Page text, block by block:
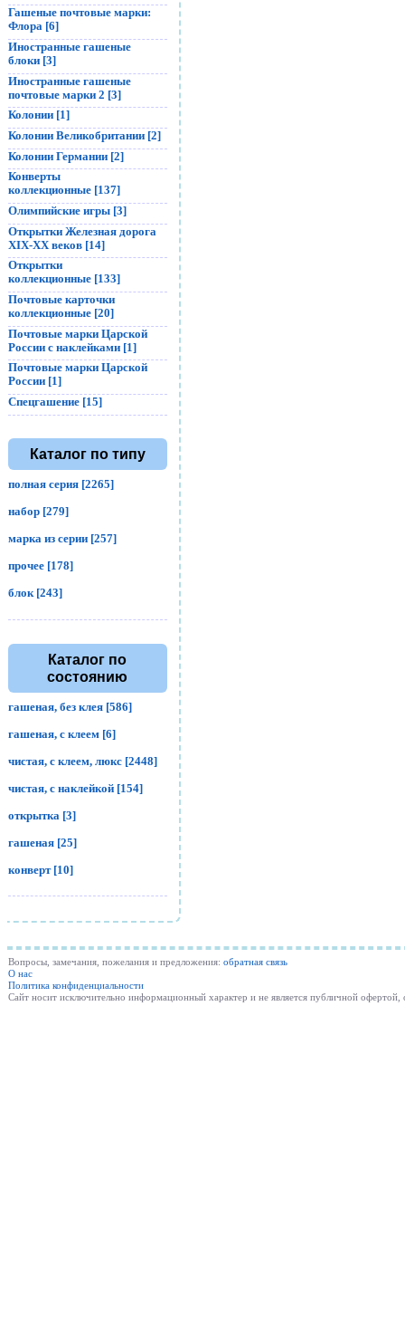
Гашеные почтовые марки:
Флора [6]
Иностранные гашеные
блоки [3]
Иностранные гашеные
почтовые марки 2 [3]
Колонии [1]
Колонии Великобритании [2]
Колонии Германии [2]
Конверты
коллекционные [137]
Олимпийские игры [3]
Открытки Железная дорога
XIX-XX веков [14]
Открытки
коллекционные [133]
Почтовые карточки
коллекционные [20]
Почтовые марки Царской
России с наклейками [1]
Почтовые марки Царской
России [1]
Спецгашение [15]
Каталог по типу
полная серия [2265]
набор [279]
марка из серии [257]
прочее [178]
блок [243]
Каталог по
состоянию
гашеная, без клея [586]
гашеная, с клеем [6]
чистая, с клеем, люкс [2448]
чистая, с наклейкой [154]
открытка [3]
гашеная [25]
конверт [10]
Вопросы, замечания, пожелания и предложения: обратная связь
О нас
Политика конфиденциальности
Cайт носит исключительно информационный характер и не является публичной